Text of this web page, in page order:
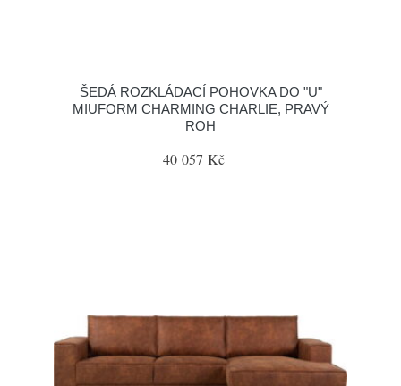
ŠEDÁ ROZKLÁDACÍ POHOVKA DO "U"
MIUFORM CHARMING CHARLIE, PRAVÝ
ROH
40 057 Kč